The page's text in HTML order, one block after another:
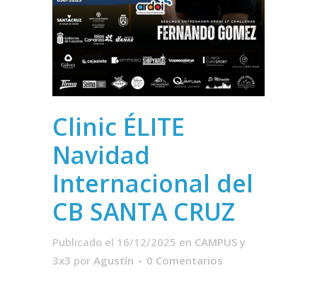
Clinic ÉLITE
Navidad
Internacional del
CB SANTA CRUZ
Publicado el 16/12/2025 en CAMPUS y
3x3 por Agustín 0 Comentarios